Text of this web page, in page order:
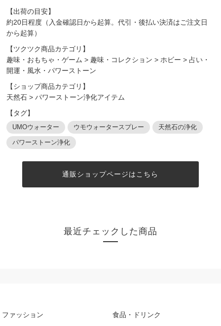
【出荷の目安】
約20日程度（入金確認日から起算。代引・後払い決済はご注文日
から起算）
【ツクツク商品カテゴリ】
趣味・おもちゃ・ゲーム > 趣味・コレクション > ホビー >占い・
開運・風水・パワーストーン
【ショップ商品カテゴリ】
天然石 >パワーストーン浄化アイテム
【タグ】
UMOウォーター ウモウォータースプレー 天然石の浄化
パワーストーン浄化
通販ショップページはこちら
最近チェックした商品
ファッション 食品・ドリンク